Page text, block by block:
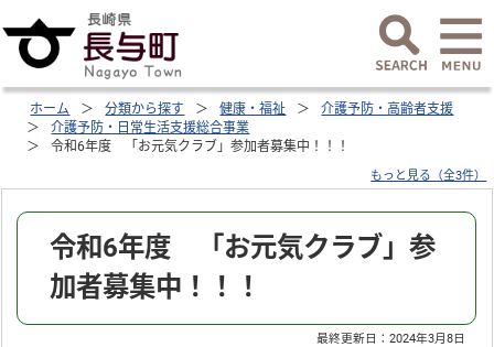
ホーム 分類から探す 健康・福祉
介護予防・高齢者支援
介護予防・日常生活支援総合事業
令和6年度 「お元気クラブ」参加者募集中！！！
もっと見る（全3件）
令和6年度 「お元気クラブ」参
加者募集中！！！
最終更新日：2024年3月8日